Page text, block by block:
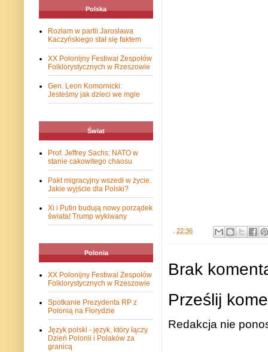
. 22:36
Brak
Prześlij
Redakcja nie
Polska
Rozłam w partii Jarosława
Kaczyńskiego stał się faktem
XX Polonijny Festiwal Zespołów
Folklorystycznych w Rzeszowie
Gen. Leon Komornicki:
Jesteśmy jak dzieci we mgle
Świat
Prof. Jeffrey Sachs: NATO w
stanie cakowitego chaosu
Pakt migracyjny wszedł w życie.
Jakie wyjście dla Polski?
Xi i Putin budują nowy porządek
świata! Trump wykiwany
Polonia
XX Polonijny Festiwal Zespołów
Folklorystycznych w Rzeszowie
Spotkanie Prezydenta RP z
Polonią na Florydzie
Język polski - język, który łączy.
Dzień Polonii i Polaków za
granicą